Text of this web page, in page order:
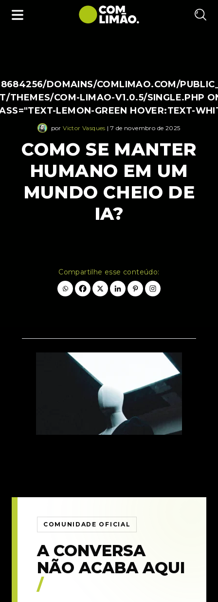
DOMAINS/COMLIMAO.COM/
THEMES/COM-LIMAO-V1.0.5/SINGLE.PHP
LEMON-GREEN HOVER:TEXT-
porVictor Vasques | 7 de novembro de 2025
COMO SE MANTER
HUMANO EM UM
MUNDO CHEIO DE
IA?
Compartilhe esse conteúdo:
COMUNIDADE OFICIAL
A CONVERSA
NÃO ACABA AQUI
/